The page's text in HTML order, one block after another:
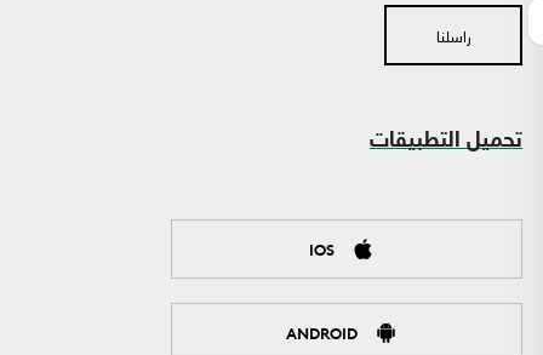
راسلنا
تحميل التطبيقات
IOS
ANDROID